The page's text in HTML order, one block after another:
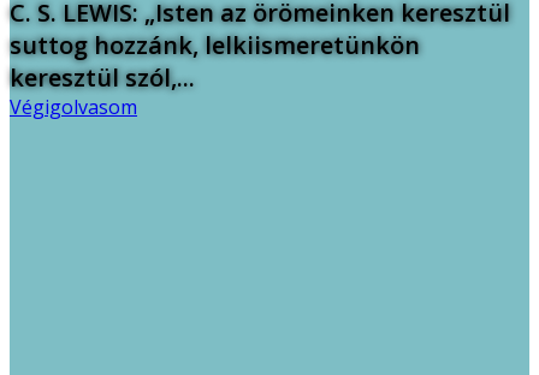
C. S. LEWIS: „Isten az örömeinken keresztül
suttog hozzánk, lelkiismeretünkön
keresztül szól,...
Végigolvasom